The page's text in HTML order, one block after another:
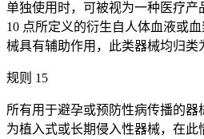
单独使用时，可被视为一种医疗产
10 点所定义的衍生自人体血液或
械具有辅助作用，此类器械均归类
规则 15
所有用于避孕或预防性病传播的
为植入式或长期侵入性器械，在此